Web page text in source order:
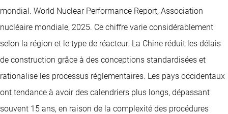
mondial. World Nuclear Performance Report, Association
nucléaire mondiale, 2025. Ce chiffre varie considérablement
selon la région et le type de réacteur. La Chine réduit les délais
de construction grâce à des conceptions standardisées et
rationalise les processus réglementaires. Les pays occidentaux
ont tendance à avoir des calendriers plus longs, dépassant
souvent 15 ans, en raison de la complexité des procédures